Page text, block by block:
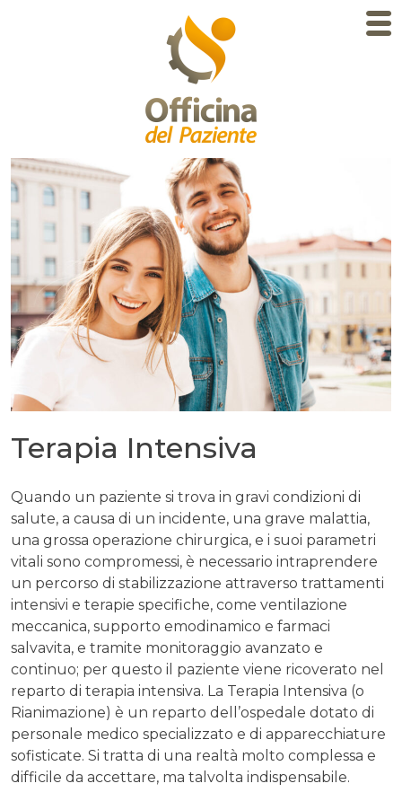
Terapia Intensiva
Quando un paziente si trova in gravi condizioni di
salute, a causa di un incidente, una grave malattia,
una grossa operazione chirurgica, e i suoi parametri
vitali sono compromessi, è necessario intraprendere
un percorso di stabilizzazione attraverso trattamenti
intensivi e terapie specifiche, come ventilazione
meccanica, supporto emodinamico e farmaci
salvavita, e tramite monitoraggio avanzato e
continuo; per questo il paziente viene ricoverato nel
reparto di terapia intensiva. La Terapia Intensiva (o
Rianimazione) è un reparto dell’ospedale dotato di
personale medico specializzato e di apparecchiature
sofisticate. Si tratta di una realtà molto complessa e
difficile da accettare, ma talvolta indispensabile.